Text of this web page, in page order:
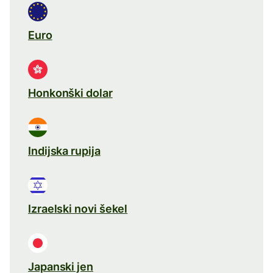
Euro
Honkonški dolar
Indijska rupija
Izraelski novi šekel
Japanski jen